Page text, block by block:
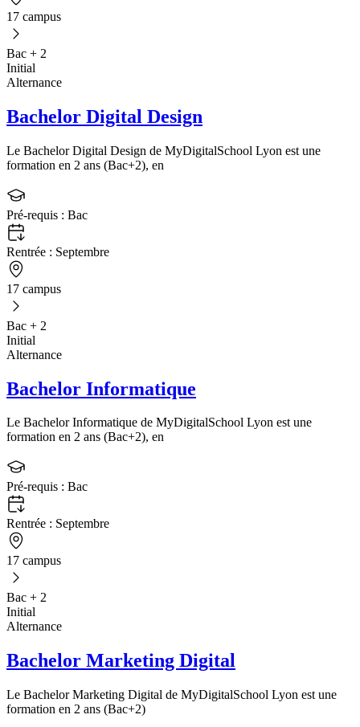
17 campus
Bac + 2
Initial
Alternance
Bachelor Digital Design
Le Bachelor Digital Design de MyDigitalSchool Lyon est une
formation en 2 ans (Bac+2), en
Pré-requis : Bac
Rentrée : Septembre
17 campus
Bac + 2
Initial
Alternance
Bachelor Informatique
Le Bachelor Informatique de MyDigitalSchool Lyon est une
formation en 2 ans (Bac+2), en
Pré-requis : Bac
Rentrée : Septembre
17 campus
Bac + 2
Initial
Alternance
Bachelor Marketing Digital
Le Bachelor Marketing Digital de MyDigitalSchool Lyon est une
formation en 2 ans (Bac+2)